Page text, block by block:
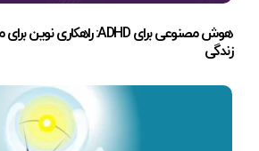
هوش مصنوعی برای ADHD: راهکاری نوین برای مدیریت تمرکز و بهبود
زندگی